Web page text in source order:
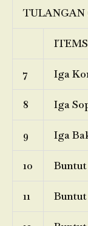
TULANGAN
ITEMS
7 Iga
8 Iga
9 Iga
10
11